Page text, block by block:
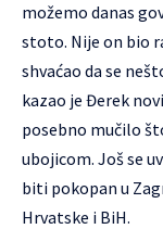
možemo danas
stoto. Nije on bio
shvaćao da se
kazao je Đerek
posebno mučilo
ubojicom. Još se
biti pokopan u
Hrvatske i BiH.